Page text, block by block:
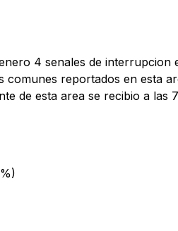
4 senales de
comunes reportados en esta
de esta area se recibio a las